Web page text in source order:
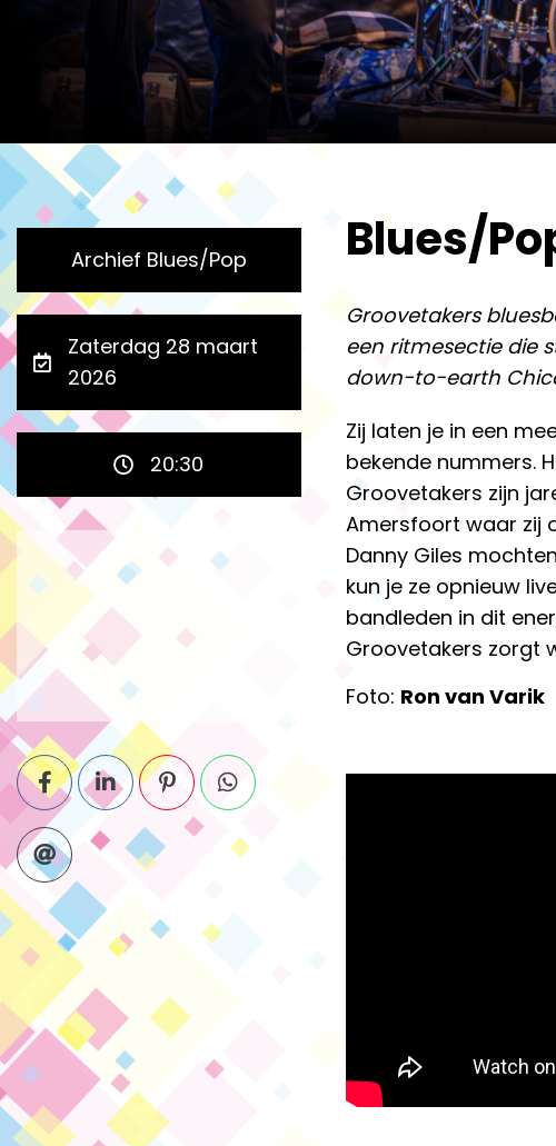
Archief Blues/Pop
Zaterdag 28 maart
2026
20:30
Blues/
Groovetakers
een ritmesectie die
down-to-earth
Zij laten je in een
bekende nummers.
Groovetakers zijn
Amersfoort waar zij
Danny Giles
kun je ze opnieuw
bandleden in dit
Groovetakers zorgt
Foto: Ron van Varik